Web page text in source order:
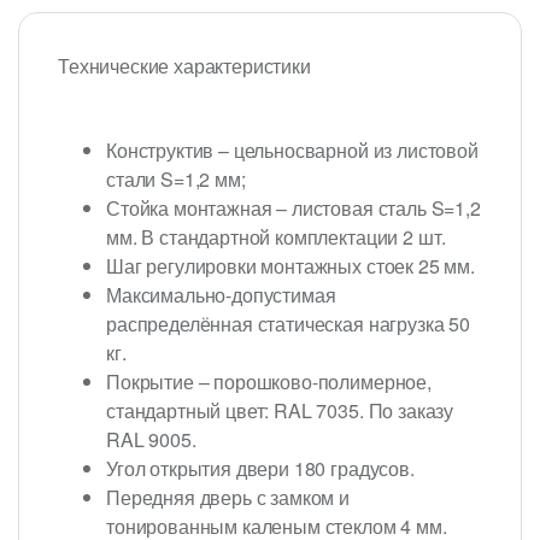
Технические характеристики
Конструктив – цельносварной из листовой
стали S=1,2 мм;
Стойка монтажная – листовая сталь S=1,2
мм. В стандартной комплектации 2 шт.
Шаг регулировки монтажных стоек 25 мм.
Максимально-допустимая
распределённая статическая нагрузка 50
кг.
Покрытие – порошково-полимерное,
стандартный цвет: RAL 7035. По заказу
RAL 9005.
Угол открытия двери 180 градусов.
Передняя дверь с замком и
тонированным каленым стеклом 4 мм.